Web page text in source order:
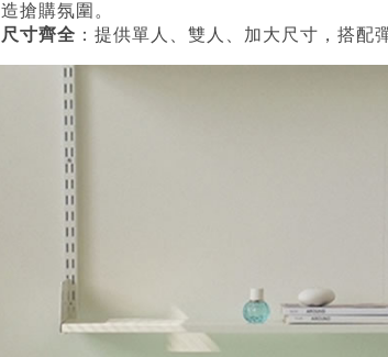
造搶購氛圍。
尺寸齊全 ：提供單人、雙人、加大尺寸，搭配